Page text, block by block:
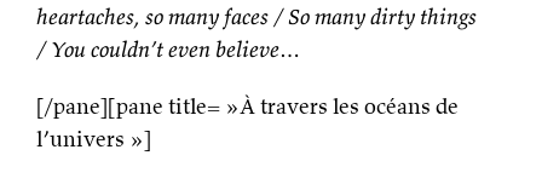
heartaches, so many faces / So many dirty things
/ You couldn’t even believe…
[/pane][pane title= »À travers les océans de
l’univers »]